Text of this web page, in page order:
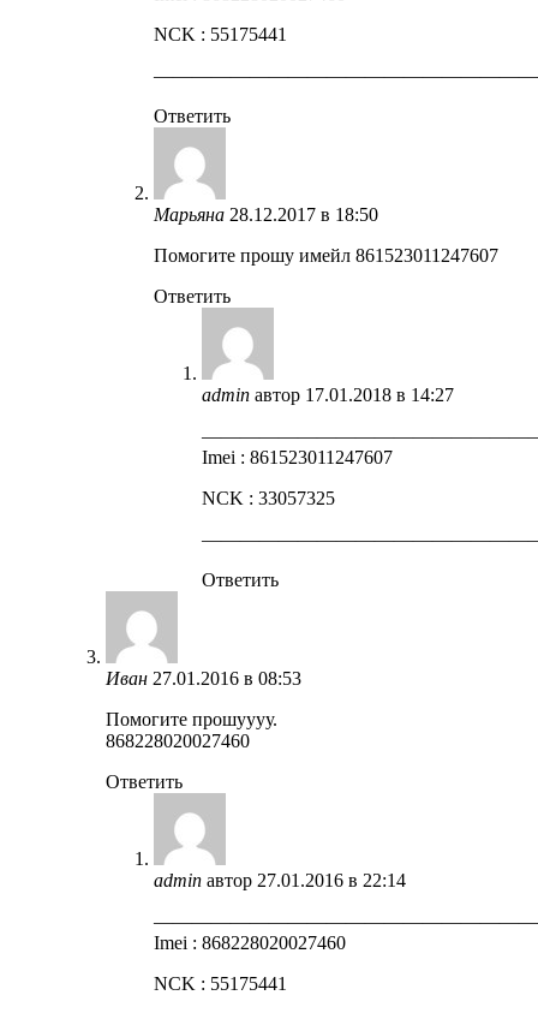
NCK : 55175441
Ответить
Марьяна 28.12.2017 в 18:50
Помогите прошу имейл 861523011247607
Ответить
admin автор 17.01.2018 в 14:27
Imei : 861523011247607
NCK : 33057325
Ответить
Иван 27.01.2016 в 08:53
Помогите прошуууу.
868228020027460
Ответить
admin автор 27.01.2016 в 22:14
Imei : 868228020027460
NCK : 55175441